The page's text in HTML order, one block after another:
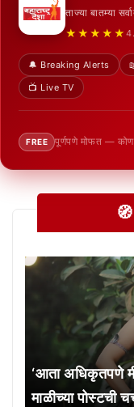
ताज्या बातम्या
★★★★★
🔔 Breaking Alerts
📺 Live TV
FREE पूर्णपणे मोफत —
‘आता अधिकृतपणे
माळीच्या पोस्टची